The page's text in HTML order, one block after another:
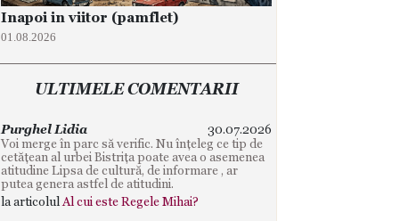
Inapoi in viitor (pamflet)
01.08.2026
ULTIMELE COMENTARII
Purghel Lidia
30.07.2026
Voi merge în parc să verific. Nu înțeleg ce tip de
cetățean al urbei Bistrița poate avea o asemenea
atitudine Lipsa de cultură, de informare , ar
putea genera astfel de atitudini.
la articolul Al cui este Regele Mihai?